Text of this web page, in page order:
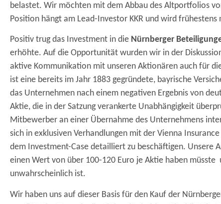
belastet. Wir möchten mit dem Abbau des Altportfolios
Position hängt am Lead-Investor KKR und wird
Positiv trug das Investment in die Nürnberger
erhöhte. Auf die Opportunität wurden wir in der
aktive Kommunikation mit unseren Aktionären auch für
ist eine bereits im Jahr 1883 gegründete, bayrische
das Unternehmen nach einem negativen Ergebnis von
Aktie, die in der Satzung verankerte Unabhängigkeit
Mitbewerber an einer Übernahme des Unternehmens
sich in exklusiven Verhandlungen mit der Vienna
dem Investment-Case detailliert zu beschäftigen. Unsere
einen Wert von über 100-120 Euro je Aktie haben
unwahrscheinlich ist.
Wir haben uns auf dieser Basis für den Kauf der